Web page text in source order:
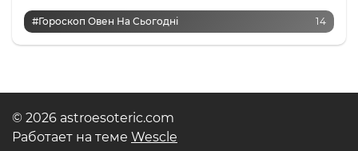
#Гороскоп Овен На Сьогодні 14
© 2026 astroesoteric.com
Работает на теме Wescle